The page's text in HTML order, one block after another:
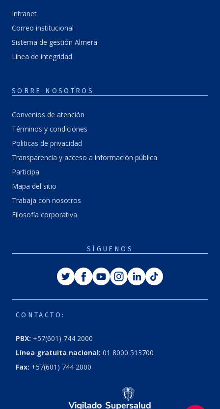
Intranet
Correo institucional
Sistema de gestión Almera
Línea de integridad
SOBRE NOSOTROS
Convenios de atención
Términos y condiciones
Politicas de privacidad
Transparencia y acceso a información pública
Participa
Mapa del sitio
Trabaja con nosotros
Filosofía corporativa
SÍGUENOS
TwitterFacebook
YoutubeInstagram
LinkedinTiktok
CONTACTO:
PBX: +57(601) 744 2000
Línea gratuita nacional: 01 8000 513700
Fax: +57(601) 744 2000